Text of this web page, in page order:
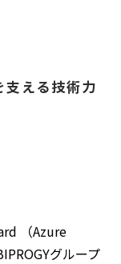
える技術力
（Azure
グループ